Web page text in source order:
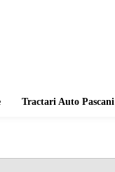
Tractari Auto Pascani